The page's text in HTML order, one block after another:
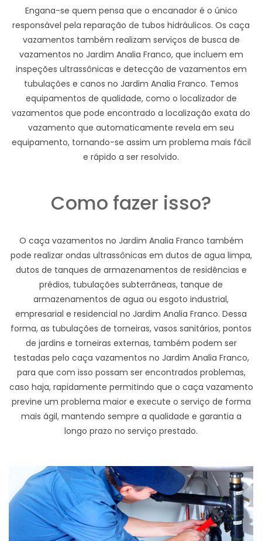
Engana-se quem pensa que o encanador é o único
responsável pela reparação de tubos hidráulicos. Os caça
vazamentos também realizam serviços de busca de
vazamentos no Jardim Analia Franco, que incluem em
inspeções ultrassônicas e detecção de vazamentos em
tubulações e canos no Jardim Analia Franco. Temos
equipamentos de qualidade, como o localizador de
vazamentos que pode encontrado a localização exata do
vazamento que automaticamente revela em seu
equipamento, tornando-se assim um problema mais fácil
e rápido a ser resolvido.
Como fazer isso?
O caça vazamentos no Jardim Analia Franco também
pode realizar ondas ultrassônicas em dutos de agua limpa,
dutos de tanques de armazenamentos de residências e
prédios, tubulações subterrâneas, tanque de
armazenamentos de agua ou esgoto industrial,
empresarial e residencial no Jardim Analia Franco. Dessa
forma, as tubulações de torneiras, vasos sanitários, pontos
de jardins e torneiras externas, também podem ser
testadas pelo caça vazamentos no Jardim Analia Franco,
para que com isso possam ser encontrados problemas,
caso haja, rapidamente permitindo que o caça vazamento
previne um problema maior e execute o serviço de forma
mais ágil, mantendo sempre a qualidade e garantia a
longo prazo no serviço prestado.